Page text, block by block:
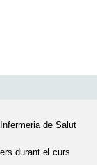
de Salut
durant el curs